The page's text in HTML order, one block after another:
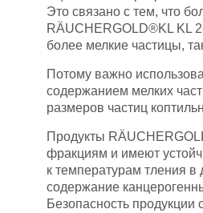
Это связано с тем, что
RÄUCHERGOLD®KL KL
более мелкие частицы,
Потому важно
содержанием мелких
размеров частиц
Продукты
фракциям и имеют
к температурам тления
содержание
Безопасность